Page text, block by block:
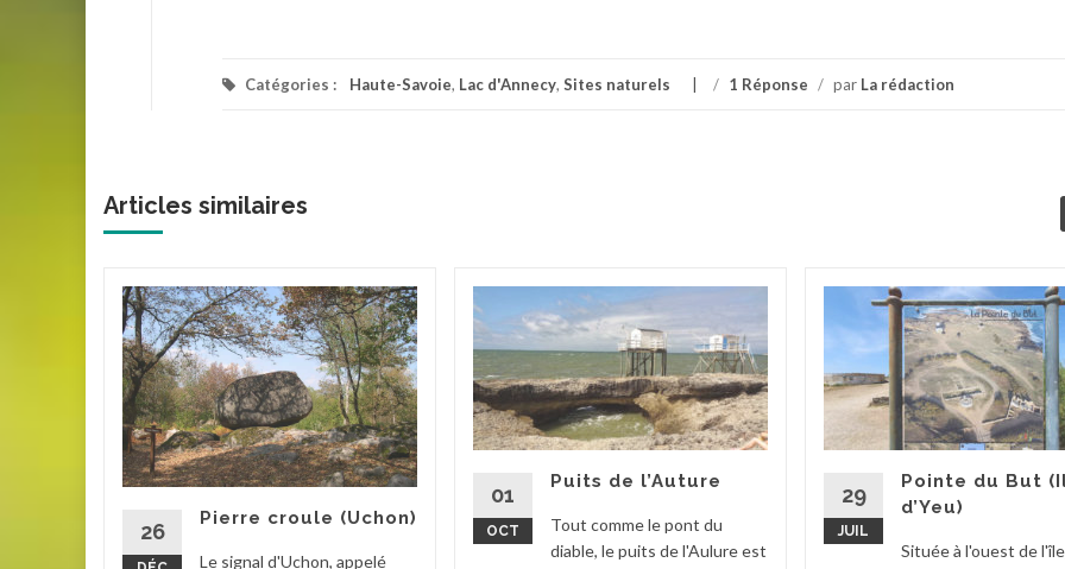
Catégories : Haute-Savoie, Lac d'Annecy, Sites naturels / 1 Réponse / par La rédaction
Articles similaires
26
Pierre croule (Uchon)
Le signal d'Uchon, appelé
01
OCT
Puits de l’Auture
Tout comme le pont du
diable, le puits de l'Aulure est
29
JUIL
Pointe du But
d’Yeu)
Située à l'ouest de